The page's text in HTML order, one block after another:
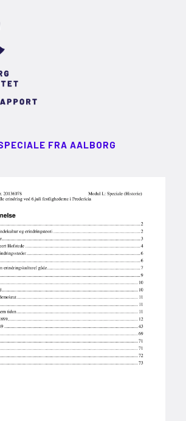
FRA AALBORG